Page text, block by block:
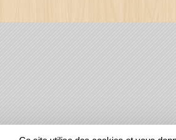
REGIONS